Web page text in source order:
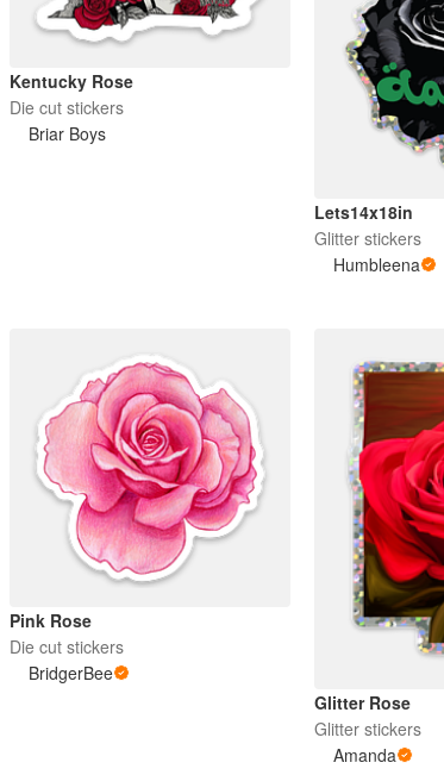
Kentucky Rose
Die cut stickers
Briar Boys
Lets14x18in
Glitter stickers
Humbleena
Pink Rose
Die cut stickers
BridgerBee
Glitter Rose
Glitter stickers
Amanda